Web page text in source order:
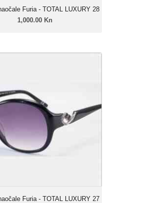
Furia - TOTAL LUXURY 28
1,000.00 Kn
Furia - TOTAL LUXURY 27
Ženski model
Linija: Furia Luxury
Okvir: Celulozni acetat
Leće: Urban soft gradual
Zatamnjenje: 40% - 85%